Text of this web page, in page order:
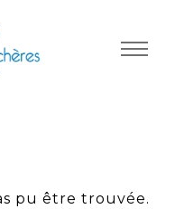
pu être trouvée.